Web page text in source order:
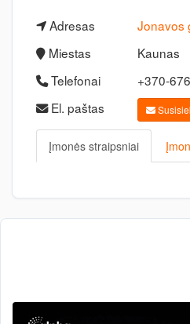
Adresas
Jonavos
Miestas
Kaunas
Telefonai
+370-
El. paštas
Įmonės straipsniai